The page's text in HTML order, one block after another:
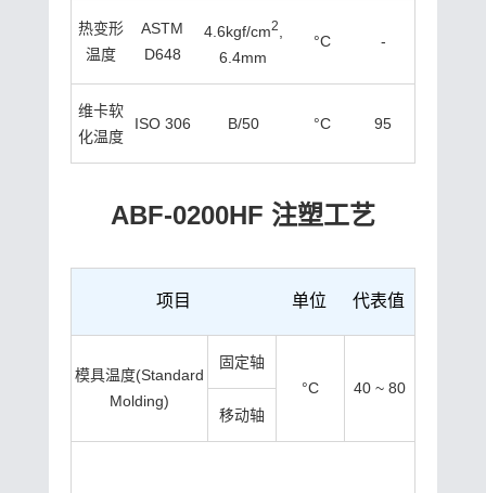
热变形
温度
ASTM
D648
4.6kgf/cm2
6.4mm
°C -
维卡软
化温度
ISO 306 B/50 °C 95
ABF-0200HF 注塑工艺
项目 单位 代表值
模具温度(Standard
Molding)
固定轴
°C
40 ~ 80
移动轴